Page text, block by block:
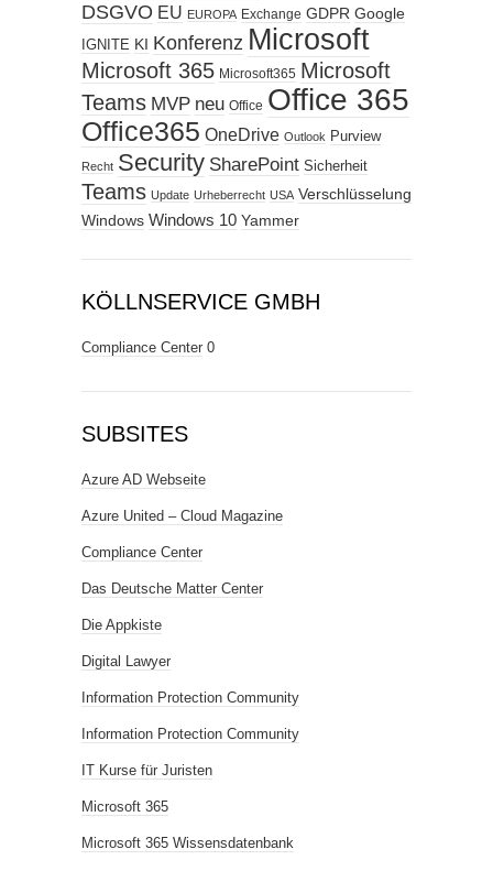
DSGVO EU EUROPA Exchange GDPR Google
IGNITE KI Konferenz Microsoft
Microsoft 365 Microsoft365 Microsoft
Teams MVP neu Office Office 365
Office365 OneDrive Outlook Purview
Recht Security SharePoint Sicherheit
Teams Update Urheberrecht USA Verschlüsselung
Windows Windows 10 Yammer
KÖLLNSERVICE GMBH
Compliance Center 0
SUBSITES
Azure AD Webseite
Azure United – Cloud Magazine
Compliance Center
Das Deutsche Matter Center
Die Appkiste
Digital Lawyer
Information Protection Community
Information Protection Community
IT Kurse für Juristen
Microsoft 365
Microsoft 365 Wissensdatenbank